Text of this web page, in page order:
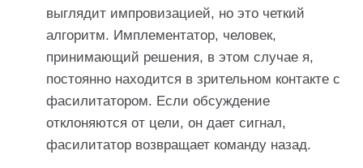
выглядит импровизацией, но это четкий
алгоритм. Имплементатор, человек,
принимающий решения, в этом случае я,
постоянно находится в зрительном контакте с
фасилитатором. Если обсуждение
отклоняются от цели, он дает сигнал,
фасилитатор возвращает команду назад.